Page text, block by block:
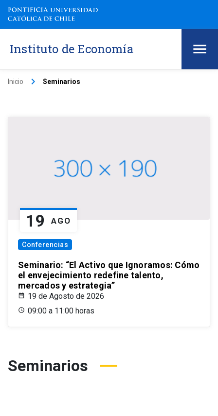
Instituto de Economía
Inicio keyboard_arrow_right Seminarios
19 AGO
Conferencias
Seminario: “El Activo que Ignoramos: Cómo
el envejecimiento redefine talento,
mercados y estrategia”
19 de Agosto de 2026
09:00 a 11:00 horas
Seminarios